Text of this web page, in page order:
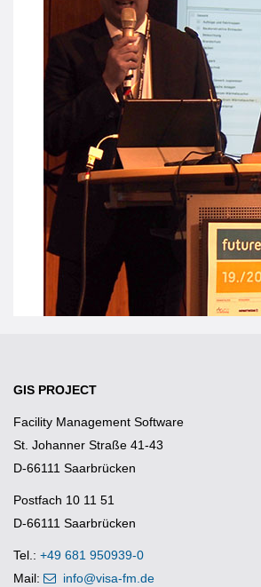
GIS PROJECT
Facility Management Software
St. Johanner Straße 41-43
D-66111 Saarbrücken
Postfach 10 11 51
D-66111 Saarbrücken
Tel.: +49 681 950939-0
Mail:
info@visa-fm.de